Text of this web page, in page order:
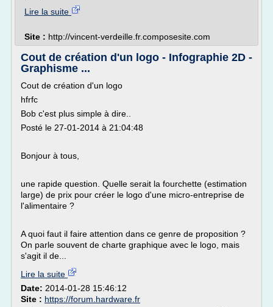
Lire la suite
Site : http://vincent-verdeille.fr.composesite.com
Cout de création d'un logo - Infographie 2D -
Graphisme ...
Cout de création d'un logo
hfrfc
Bob c'est plus simple à dire..
Posté le 27-01-2014 à 21:04:48
Bonjour à tous,
une rapide question. Quelle serait la fourchette (estimation
large) de prix pour créer le logo d'une micro-entreprise de
l'alimentaire ?
A quoi faut il faire attention dans ce genre de proposition ?
On parle souvent de charte graphique avec le logo, mais
s'agit il de...
Lire la suite
Date: 2014-01-28 15:46:12
Site : https://forum.hardware.fr